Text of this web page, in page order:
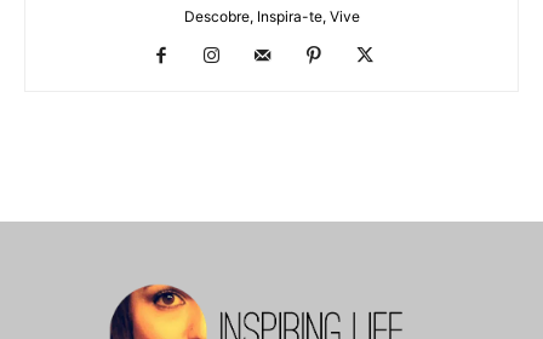
Descobre, Inspira-te, Vive